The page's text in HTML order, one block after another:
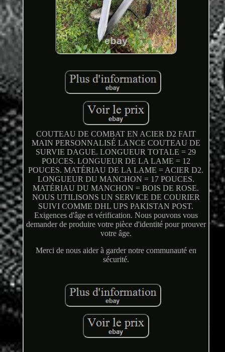
COUTEAU DE COMBAT EN ACIER D2 FAIT
MAIN PERSONNALISÉ LANCE COUTEAU DE
SURVIE DAGUE. LONGUEUR TOTALE = 29
POUCES. LONGUEUR DE LA LAME = 12
POUCES. MATÉRIAU DE LA LAME = ACIER D2.
LONGUEUR DU MANCHON = 17 POUCES.
MATÉRIAU DU MANCHON = BOIS DE ROSE.
NOUS UTILISONS UN SERVICE DE COURIER
SUIVI COMME DHL UPS PAKISTAN POST.
Exigences d'âge et vérification. Nous pouvons vous
demander de produire votre pièce d'identité pour prouver
votre âge.
Merci de nous aider à garder notre communauté en
sécurité.